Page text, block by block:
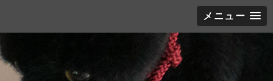
メニュー